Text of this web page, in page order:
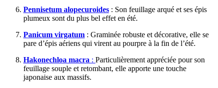
Pennisetum alopecuroides : Son feuillage arqué et ses épis
plumeux sont du plus bel effet en été.
Panicum virgatum : Graminée robuste et décorative, elle se
pare d’épis aériens qui virent au pourpre à la fin de l’été.
Hakonechloa macra : Particulièrement appréciée pour son
feuillage souple et retombant, elle apporte une touche
japonaise aux massifs.